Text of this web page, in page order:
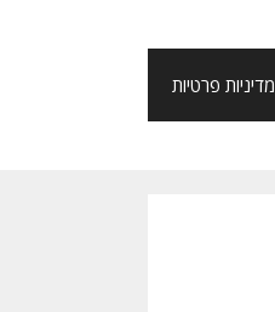
מדיניות פרטיות